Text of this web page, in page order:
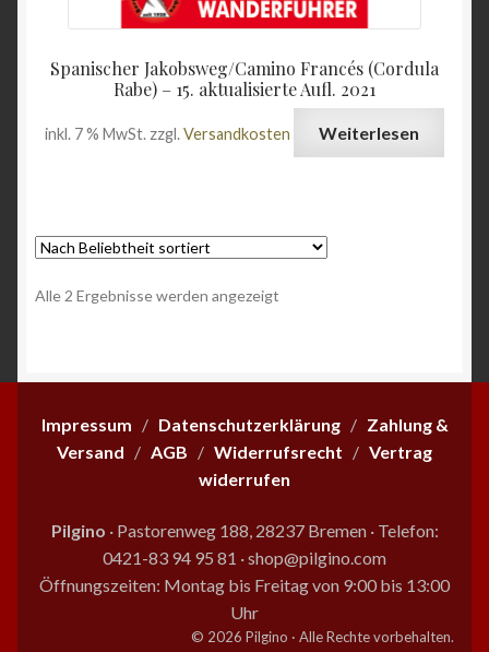
Spanischer Jakobsweg/Camino Francés (Cordula
Rabe) – 15. aktualisierte Aufl. 2021
inkl. 7 % MwSt. zzgl.Versandkosten Weiterlesen
Alle 2 Ergebnisse werden angezeigt
Impressum / Datenschutzerklärung/ Zahlung &
Versand / AGB / Widerrufsrecht / Vertrag
widerrufen
Pilgino · Pastorenweg 188, 28237 Bremen ·Telefon:
0421-83 94 95 81 ·shop@pilgino.com
Öffnungszeiten: Montag bis Freitag von 9:00 bis 13:00
Uhr
© 2026 Pilgino · Alle Rechte vorbehalten.